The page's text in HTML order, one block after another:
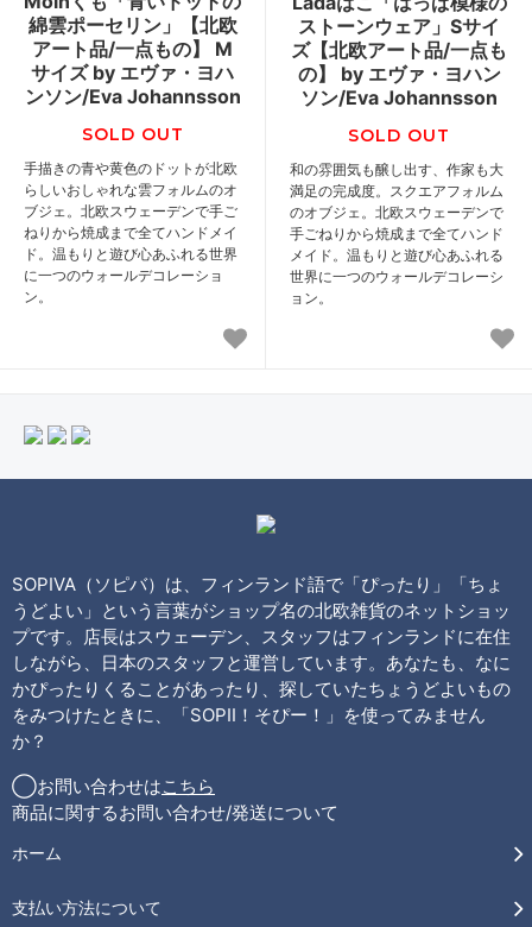
綿雲ポーセリン」【北欧
アート品/一点もの】 M
サイズ by エヴァ・ヨハ
ンソン/Eva Johannsson
SOLD OUT
手描きの青や黄色のドットが北欧
らしいおしゃれな雲フォルムのオ
ブジェ。北欧スウェーデンで手ご
ねりから焼成まで全てハンドメイ
ド。温もりと遊び心あふれる世界
に一つのウォールデコレーショ
ン。
ストーンウェア」Sサイ
ズ【北欧アート品/一点も
の】 by エヴァ・ヨハン
ソン/Eva Johannsson
SOLD OUT
和の雰囲気も醸し出す、作家も大
満足の完成度。スクエアフォルム
のオブジェ。北欧スウェーデンで
手ごねりから焼成まで全てハンド
メイド。温もりと遊び心あふれる
世界に一つのウォールデコレーシ
ョン。
SOPIVA（ソピバ）は、フィンランド語で「ぴったり」「ちょ
うどよい」という言葉がショップ名の北欧雑貨のネットショッ
プです。店長はスウェーデン、スタッフはフィンランドに在住
しながら、日本のスタッフと運営しています。あなたも、なに
かぴったりくることがあったり、探していたちょうどよいもの
をみつけたときに、「SOPII！そぴー！」を使ってみません
か？
◯お問い合わせはこちら
商品に関するお問い合わせ/発送について
ホーム
支払い方法について